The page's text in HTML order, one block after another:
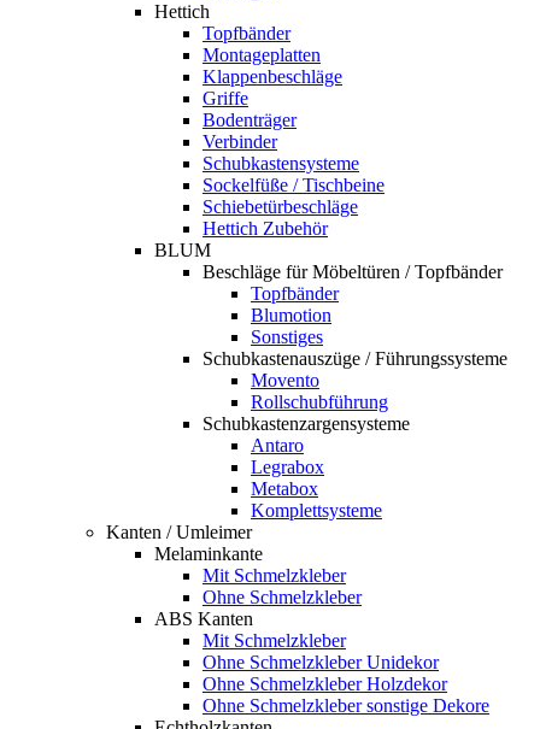
Hettich
Topfbänder
Montageplatten
Klappenbeschläge
Griffe
Bodenträger
Verbinder
Schubkastensysteme
Sockelfüße / Tischbeine
Schiebetürbeschläge
Hettich Zubehör
BLUM
Beschläge für Möbeltüren / Topfbänder
Topfbänder
Blumotion
Sonstiges
Schubkastenauszüge / Führungssysteme
Movento
Rollschubführung
Schubkastenzargensysteme
Antaro
Legrabox
Metabox
Komplettsysteme
Kanten / Umleimer
Melaminkante
Mit Schmelzkleber
Ohne Schmelzkleber
ABS Kanten
Mit Schmelzkleber
Ohne Schmelzkleber Unidekor
Ohne Schmelzkleber Holzdekor
Ohne Schmelzkleber sonstige Dekore